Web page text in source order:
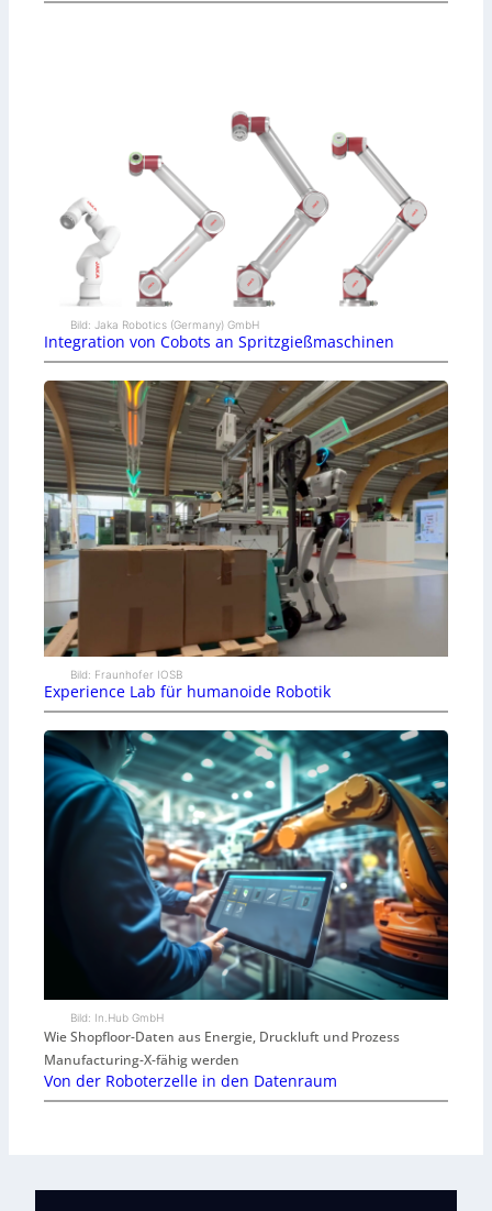
Bild: Jaka Robotics (Germany) GmbH
Integration von Cobots an Spritzgießmaschinen
Bild: Fraunhofer IOSB
Experience Lab für humanoide Robotik
Bild: In.Hub GmbH
Wie Shopfloor-Daten aus Energie, Druckluft und Prozess
Manufacturing-X-fähig werden
Von der Roboterzelle in den Datenraum